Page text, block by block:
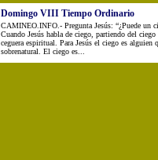
Domingo VIII Tiempo Ordinario
CAMINEO.INFO.- Pregunta Jesús: “¿Puede un
Cuando Jesús habla de ciego, partiendo del
ceguera espiritual. Para Jesús el ciego es alguien
sobrenatural. El ciego es...